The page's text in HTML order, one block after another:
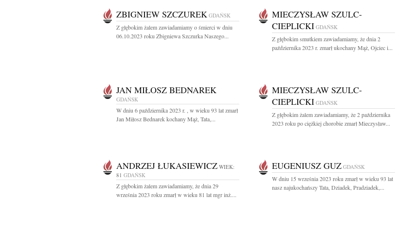
ZBIGNIEW SZCZUREK GDAŃSK
Z głębokim żalem zawiadamiamy o śmierci w dniu
06.10.2023 roku Zbigniewa Szczurka Naszego...
MIECZYSŁAW SZULC-
CIEPLICKI GDAŃSK
Z głębokim smutkiem zawiadamiamy, że dnia 2
października 2023 r. zmarł ukochany Mąż, Ojciec i...
JAN MIŁOSZ BEDNAREK
GDAŃSK
W dniu 6 października 2023 r. , w wieku 93 lat zmarł
Jan Miłosz Bednarek kochany Mąż, Tata,...
MIECZYSŁAW SZULC-
CIEPLICKI GDAŃSK
Z głębokim żalem zawiadamiamy, że 2 października
2023 roku po ciężkiej chorobie zmarł Mieczysław...
ANDRZEJ ŁUKASIEWICZ WIEK:
81 GDAŃSK
Z głębokim żalem zawiadamiamy, że dnia 29
września 2023 roku zmarł w wieku 81 lat mgr inż....
EUGENIUSZ GUZ GDAŃSK
W dniu 15 września 2023 roku zmarł w wieku 93 lat
nasz najukochańszy Tata, Dziadek, Pradziadek,...